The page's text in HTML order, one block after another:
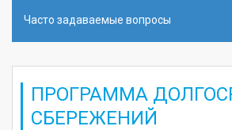
Часто задаваемые вопросы
ПРОГРАММА
СБЕРЕЖЕНИЙ